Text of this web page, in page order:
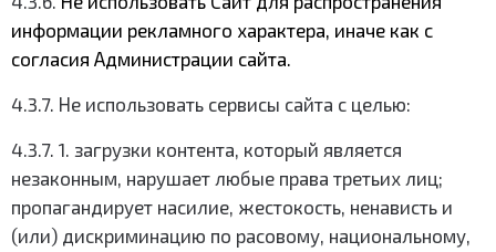
информации рекламного характера, иначе как с
согласия Администрации сайта.
4.3.7. Не использовать сервисы сайта с целью:
4.3.7. 1. загрузки контента, который является
незаконным, нарушает любые права третьих лиц;
пропагандирует насилие, жестокость, ненависть и
(или) дискриминацию по расовому, национальному,